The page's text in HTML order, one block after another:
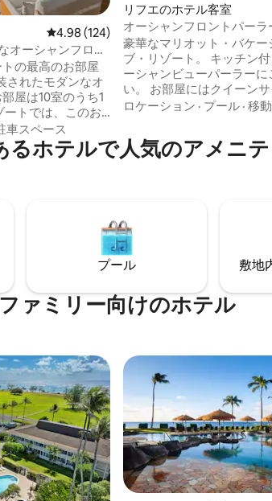
レビュー124件、5つ星中4.98つ星の平均
4.98 (124)
オーシャンフロン
の最高のお部屋
されたモダンなオ
屋は10室のうち1
ートでは、このお
エアコン、新し
ッド、そして素
す。 何マイルも
あり、のどかな
グ、ハイキン
ンへのアクセス
！ カウアイのすべ
車スペース
リフエのホテル客室
オーシャンフロントパーラ
ト
豪華なマリオット・バケー
ブ・リゾート。 キッチン
ーシャンビューパーラーに
い。 お部屋にはクイーン
ッドがあります。 ベッドを
楽しみいただけます。 素
ングコースに近いです。
ーチ沿いの長い道。 当日の滞在について
は、お気軽にメッセージで
ください。空室状況を確認
ロケーション · プール · 移
るホ⁠テ⁠ル⁠で人⁠気⁠のア⁠メ⁠ニ⁠
プール 敷地
ファミリー向⁠け⁠のホ⁠テ⁠ル